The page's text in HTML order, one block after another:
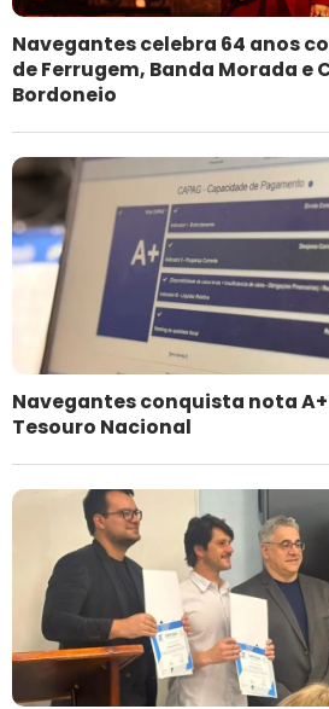
Navegantes celebra 64 anos
de Ferrugem, Banda Morada e
Bordoneio
Navegantes conquista nota
Tesouro Nacional